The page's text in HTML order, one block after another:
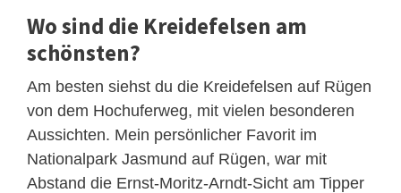
Wo sind die Kreidefelsen am
schönsten?
Am besten siehst du die Kreidefelsen auf Rügen
von dem Hochuferweg, mit vielen besonderen
Aussichten. Mein persönlicher Favorit im
Nationalpark Jasmund auf Rügen, war mit
Abstand die Ernst-Moritz-Arndt-Sicht am Tipper